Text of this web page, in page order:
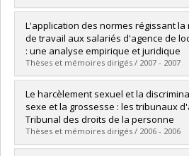
Graduate :CHARRON, Martin
Cycle :Master's
Grade :M. Sc.
Lien vers le document dans Papyrus
L'application des normes régissant
de travail aux salariés d'agence de
: une analyse empirique et juridique
Thèses et mémoires dirigés / 2007 - 2007
Graduate :Tonnancour, Véronique
Cycle :Master's
Grade :M. Sc.
Lien vers le document dans Papyrus
Le harcèlement sexuel et la
sexe et la grossesse : les tribunaux
Tribunal des droits de la personne
Thèses et mémoires dirigés / 2006 - 2006